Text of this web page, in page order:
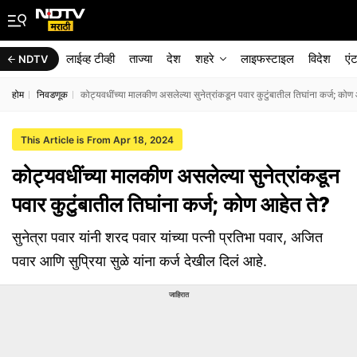
NDTV लाईव्ह टीव्ही ताज्या देश शहरे लाइफस्टाइल विदेश
होम निवडणूक कोट्यवधींच्या मालकीण असलेल्या सुनेत्रांकडून पवार कुटुंबातील तिघांना कर्ज;
This Article is From Apr 18, 2024
कोट्यवधींच्या मालकीण असलेल्या सुनेत्रांकडून
पवार कुटुंबातील तिघांना कर्ज; कोण आहेत ते?
सुनेत्रा पवार यांनी शरद पवार यांच्या पत्नी प्रतिभा पवार, अजित
पवार आणि सुप्रिया सुळे यांना कर्ज देखील दिलं आहे.
जाहिरात